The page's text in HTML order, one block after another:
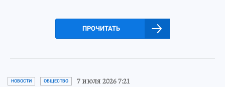
ПРОЧИТАТЬ
НОВОСТИ ОБЩЕСТВО 7 июля 2026 7:21